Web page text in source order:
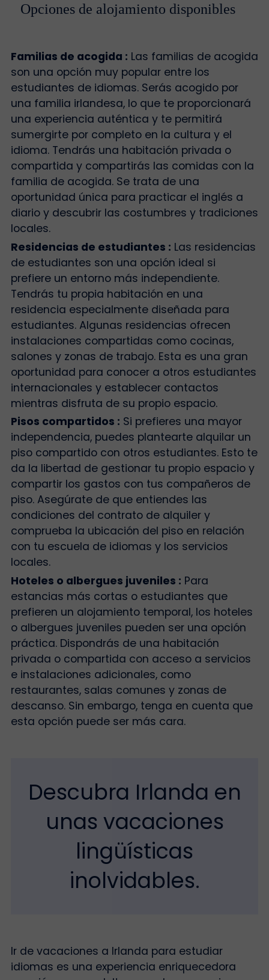
Opciones de alojamiento disponibles
Familias de acogida : Las familias de acogida
son una opción muy popular entre los
estudiantes de idiomas. Serás acogido por
una familia irlandesa, lo que te proporcionará
una experiencia auténtica y te permitirá
sumergirte por completo en la cultura y el
idioma. Tendrás una habitación privada o
compartida y compartirás las comidas con la
familia de acogida. Se trata de una
oportunidad única para practicar el inglés a
diario y descubrir las costumbres y tradiciones
locales.
Residencias de estudiantes : Las residencias
de estudiantes son una opción ideal si
prefiere un entorno más independiente.
Tendrás tu propia habitación en una
residencia especialmente diseñada para
estudiantes. Algunas residencias ofrecen
instalaciones compartidas como cocinas,
salones y zonas de trabajo. Esta es una gran
oportunidad para conocer a otros estudiantes
internacionales y establecer contactos
mientras disfruta de su propio espacio.
Pisos compartidos : Si prefieres una mayor
independencia, puedes plantearte alquilar un
piso compartido con otros estudiantes. Esto te
da la libertad de gestionar tu propio espacio y
compartir los gastos con tus compañeros de
piso. Asegúrate de que entiendes las
condiciones del contrato de alquiler y
comprueba la ubicación del piso en relación
con tu escuela de idiomas y los servicios
locales.
Hoteles o albergues juveniles : Para
estancias más cortas o estudiantes que
prefieren un alojamiento temporal, los hoteles
o albergues juveniles pueden ser una opción
práctica. Dispondrás de una habitación
privada o compartida con acceso a servicios
e instalaciones adicionales, como
restaurantes, salas comunes y zonas de
descanso. Sin embargo, tenga en cuenta que
esta opción puede ser más cara.
Descubra Irlanda en
unas vacaciones
lingüísticas
inolvidables.
Ir de vacaciones a Irlanda para estudiar
idiomas es una experiencia enriquecedora